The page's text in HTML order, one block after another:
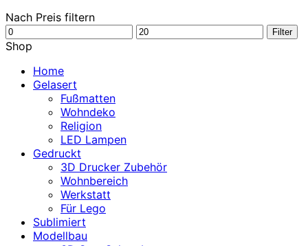
Nach Preis filtern
Min.
Preis
Max.
Filter
Shop
Home
Gelasert
Fußmatten
Wohndeko
Religion
LED Lampen
Gedruckt
3D Drucker Zubehör
Wohnbereich
Werkstatt
Für Lego
Sublimiert
Modellbau